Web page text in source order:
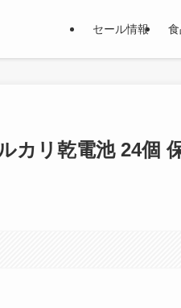
セール情報
カリ乾電池 24個